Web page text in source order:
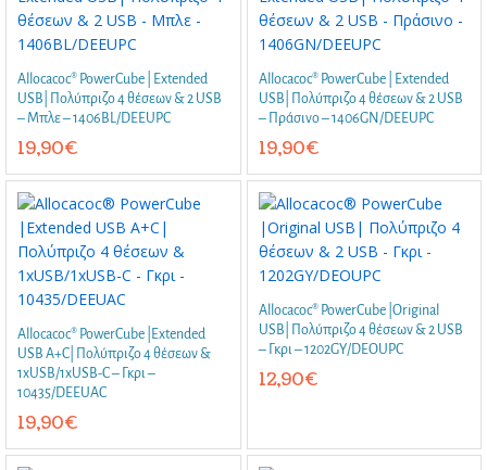
Allocacoc® PowerCube | Extended
USB| Πολύπριζο 4 θέσεων & 2 USB
– Μπλε – 1406BL/DEEUPC
19,90€
Allocacoc® PowerCube | Extended
USB| Πολύπριζο 4 θέσεων & 2 USB
– Πράσινο – 1406GN/DEEUPC
19,90€
Allocacoc® PowerCube |Extended
USB A+C| Πολύπριζο 4 θέσεων &
1xUSB/1xUSB-C – Γκρι –
10435/DEEUAC
19,90€
Allocacoc® PowerCube |Original
USB| Πολύπριζο 4 θέσεων & 2 USB
– Γκρι – 1202GY/DEOUPC
12,90€